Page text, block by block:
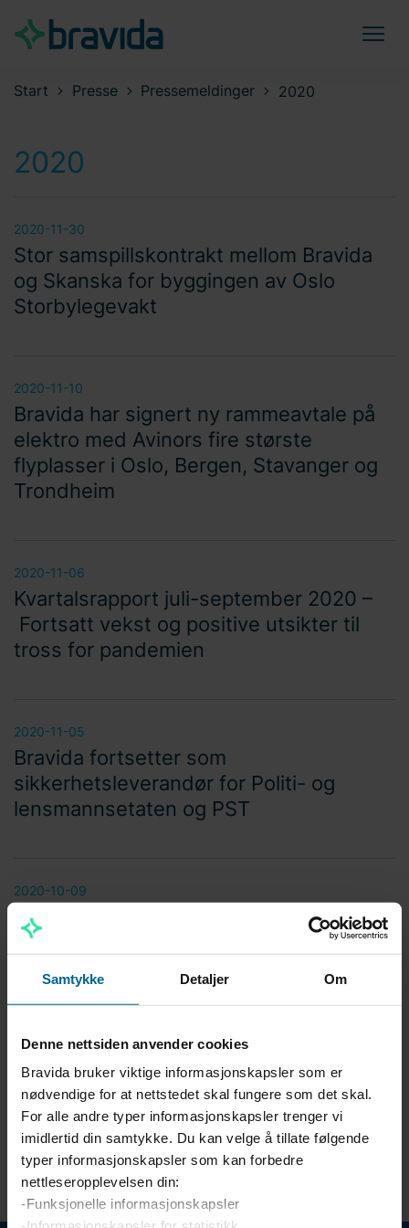
Samtykke Detaljer Om
Denne nettsiden anvender cookies
Bravida bruker viktige informasjonskapsler som er
nødvendige for at nettstedet skal fungere som det skal.
For alle andre typer informasjonskapsler trenger vi
imidlertid din samtykke. Du kan velge å tillate følgende
typer informasjonskapsler som kan forbedre
nettleseropplevelsen din:
-Funksjonelle informasjonskapsler
Start Presse Pressemeldinger 2020
2020
2020-11-30
Stor samspillskontrakt mellom Bravida
og Skanska for byggingen av Oslo
Storbylegevakt
2020-11-10
Bravida har signert ny rammeavtale på
elektro med Avinors fire største
flyplasser i Oslo, Bergen, Stavanger og
Trondheim
2020-11-06
Kvartalsrapport juli-september 2020 –
Fortsatt vekst og positive utsikter til
tross for pandemien
2020-11-05
Bravida fortsetter som
sikkerhetsleverandør for Politi- og
lensmannsetaten og PST
2020-10-09
Bravida lanserer GreenHub! Leveranser
av bærekraftige servicetjenester og
tekniske disipliner – midt i
Vise 5